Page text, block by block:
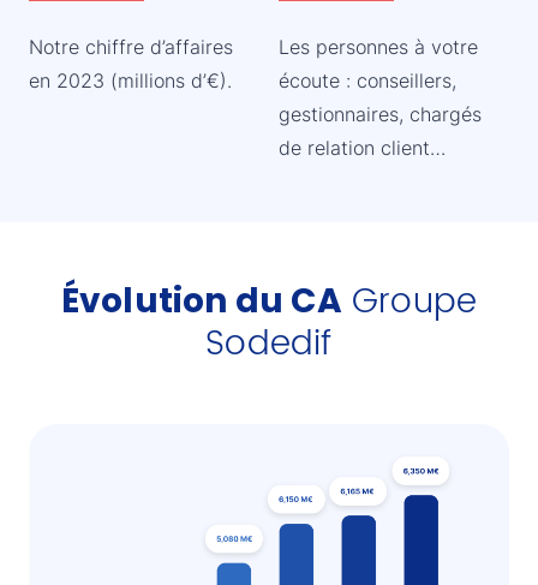
Notre chiffre d’affaires
en 2023 (millions d’€).
Les personnes à votre
écoute : conseillers,
gestionnaires, chargés
de relation client…
Évolution du CA Groupe
Sodedif